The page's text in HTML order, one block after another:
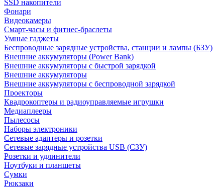
SSD накопители
Фонари
Видеокамеры
Смарт-часы и фитнес-браслеты
Умные гаджеты
Беспроводные зарядные устройства, станции и лампы (БЗУ)
Внешние аккумуляторы (Power Bank)
Внешние аккумуляторы с быстрой зарядкой
Внешние аккумуляторы
Внешние аккумуляторы с беспроводной зарядкой
Проекторы
Квадрокоптеры и радиоуправляемые игрушки
Медиаплееры
Пылесосы
Наборы электроники
Сетевые адаптеры и розетки
Сетевые зарядные устройства USB (СЗУ)
Розетки и удлинители
Ноутбуки и планшеты
Сумки
Рюкзаки